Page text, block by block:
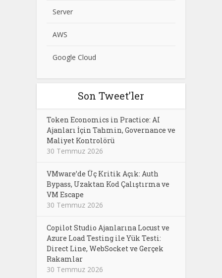
Server
AWS
Google Cloud
Son Tweet’ler
Token Economics in Practice: AI
Ajanları İçin Tahmin, Governance ve
Maliyet Kontrolörü
30 Temmuz 2026
VMware’de Üç Kritik Açık: Auth
Bypass, Uzaktan Kod Çalıştırma ve
VM Escape
30 Temmuz 2026
Copilot Studio Ajanlarına Locust ve
Azure Load Testing ile Yük Testi:
Direct Line, WebSocket ve Gerçek
Rakamlar
30 Temmuz 2026